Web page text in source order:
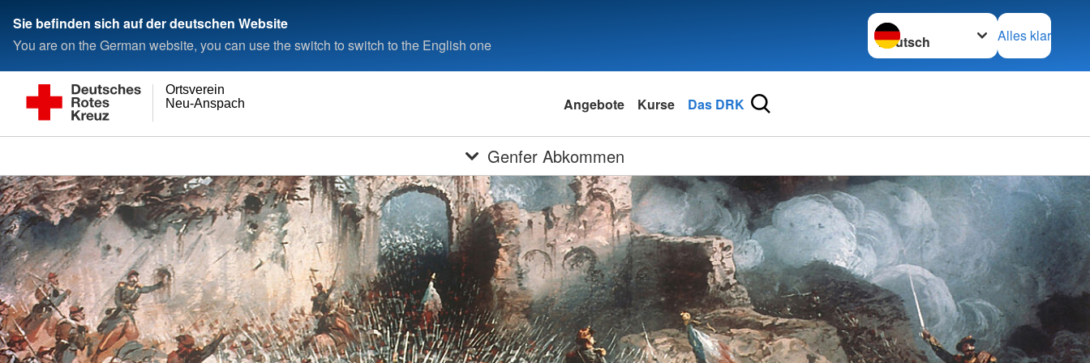
Sie befinden sich auf der deutschen Website
You are on the German website, you can use the switch to switch to the English one
Sprache wechseln zu
Alles klar
Neu-Anspach
Ortsverein
Angebote Kurse Das DRK
Genfer Abkommen